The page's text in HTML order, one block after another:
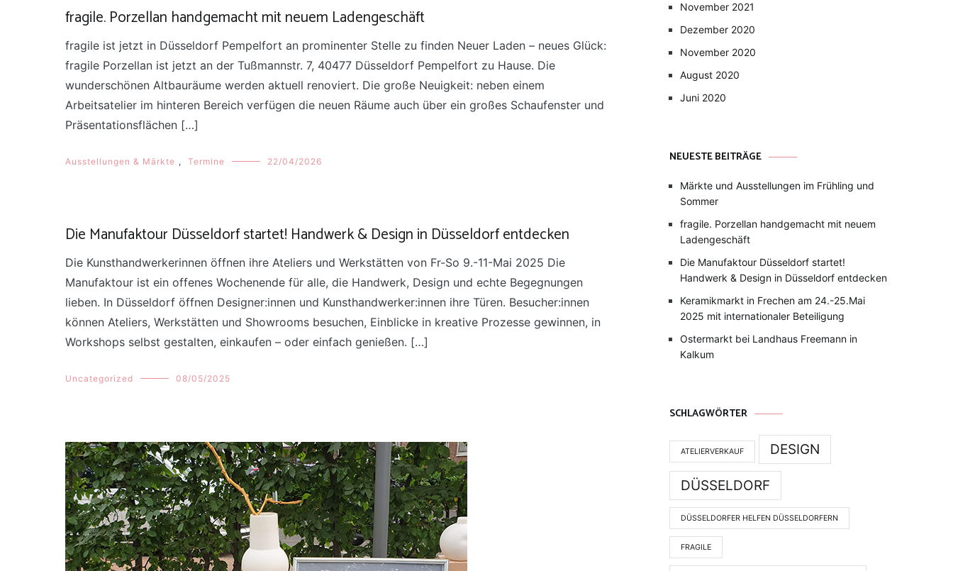
fragile. Porzellan handgemacht mit neuem Ladengeschäft
fragile ist jetzt in Düsseldorf Pempelfort an prominenter Stelle zu finden Neuer Laden – neues Glück:
fragile Porzellan ist jetzt an der Tußmannstr. 7, 40477 Düsseldorf Pempelfort zu Hause. Die
wunderschönen Altbauräume werden aktuell renoviert. Die große Neuigkeit: neben einem
Arbeitsatelier im hinteren Bereich verfügen die neuen Räume auch über ein großes Schaufenster und
Präsentationsflächen […]
Ausstellungen & Märkte , Termine 22/04/2026
Die Manufaktour Düsseldorf startet! Handwerk & Design in Düsseldorf entdecken
Die Kunsthandwerkerinnen öffnen ihre Ateliers und Werkstätten von Fr-So 9.-11-Mai 2025 Die
Manufaktour ist ein offenes Wochenende für alle, die Handwerk, Design und echte Begegnungen
lieben. In Düsseldorf öffnen Designer:innen und Kunsthandwerker:innen ihre Türen. Besucher:innen
können Ateliers, Werkstätten und Showrooms besuchen, Einblicke in kreative Prozesse gewinnen, in
Workshops selbst gestalten, einkaufen – oder einfach genießen. […]
Uncategorized 08/05/2025
November 2021
Dezember 2020
November 2020
August 2020
Juni 2020
NEUESTE BEITRÄGE
Märkte und Ausstellungen im Frühling und
Sommer
fragile. Porzellan handgemacht mit neuem
Ladengeschäft
Die Manufaktour Düsseldorf startet!
Handwerk & Design in Düsseldorf entdecken
Keramikmarkt in Frechen am 24.-25.Mai
2025 mit internationaler Beteiligung
Ostermarkt bei Landhaus Freemann in
Kalkum
SCHLAGWÖRTER
ATELIERVERKAUF DESIGN
DÜSSELDORF
DÜSSELDORFER HELFEN DÜSSELDORFERN
FRAGILE